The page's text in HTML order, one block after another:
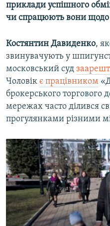
Усі сайти RFE/RL
приклади успішного
чи спрацюють вони щодо
Костянтин Давиденко,
звинувачують у
московський суд
Чоловік є працівником
брокерського торгового
мережах часто ділився
прогулянками різними